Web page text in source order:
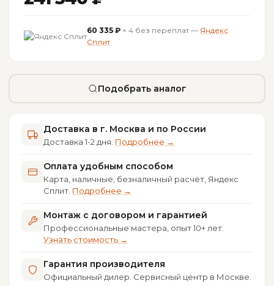
60 335 ₽ × 4 без переплат — Яндекс
Сплит
Подобрать аналог
Доставка в г. Москва и по России
Доставка 1-2 дня. Подробнее →
Оплата удобным способом
Карта, наличные, безналичный расчёт, Яндекс
Сплит. Подробнее →
Монтаж с договором и гарантией
Профессиональные мастера, опыт 10+ лет.
Узнать стоимость →
Гарантия производителя
Официальный дилер. Сервисный центр в Москве.